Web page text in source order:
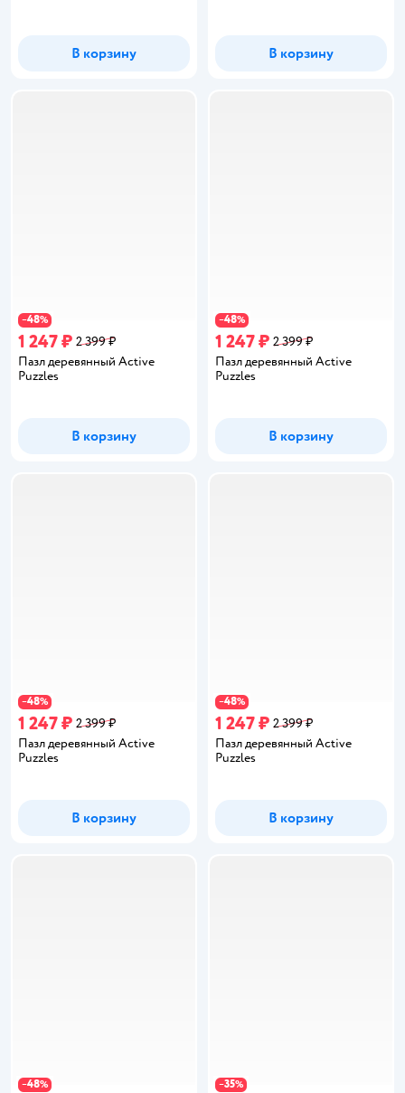
В корзину В корзину
−48%
1 247 ₽ 2 399 ₽
Пазл деревянный Active
Puzzles
В корзину
−48%
1 247 ₽ 2 399 ₽
Пазл деревянный Active
Puzzles
В корзину
−48%
1 247 ₽ 2 399 ₽
Пазл деревянный Active
Puzzles
В корзину
−48%
1 247 ₽ 2 399 ₽
Пазл деревянный Active
Puzzles
В корзину
−48% −35%